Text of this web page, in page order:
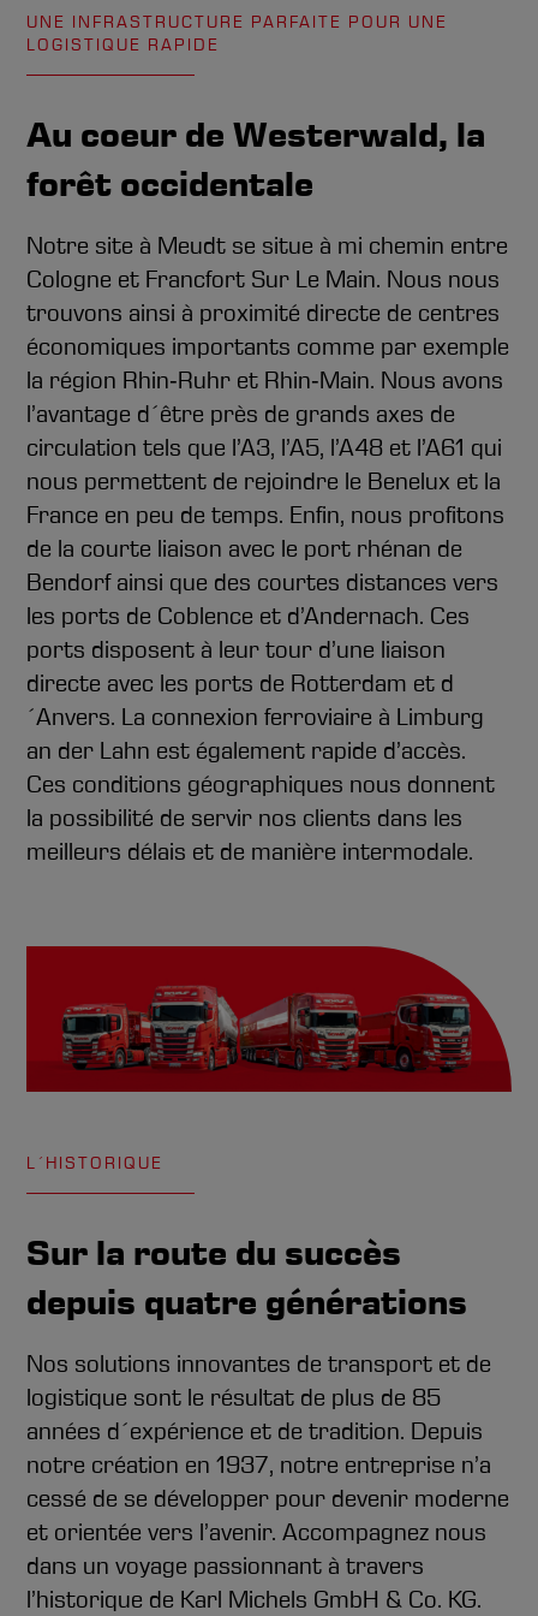
UNE INFRASTRUCTURE PARFAITE POUR UNE
LOGISTIQUE RAPIDE
Au coeur de Westerwald, la
forêt occidentale
Notre site à Meudt se situe à mi chemin entre
Cologne et Francfort Sur Le Main. Nous nous
trouvons ainsi à proximité directe de centres
économiques importants comme par exemple
la région Rhin‑Ruhr et Rhin‑Main. Nous avons
l’avantage d´être près de grands axes de
circulation tels que l’A3, l’A5, l’A48 et l’A61 qui
nous permettent de rejoindre le Benelux et la
France en peu de temps. Enfin, nous profitons
de la courte liaison avec le port rhénan de
Bendorf ainsi que des courtes distances vers
les ports de Coblence et d’Andernach. Ces
ports disposent à leur tour d’une liaison
directe avec les ports de Rotterdam et d
´Anvers. La connexion ferroviaire à Limburg
an der Lahn est également rapide d’accès.
Ces conditions géographiques nous donnent
la possibilité de servir nos clients dans les
meilleurs délais et de manière intermodale.
L´HISTORIQUE
Sur la route du succès
depuis quatre générations
Nos solutions innovantes de transport et de
logistique sont le résultat de plus de 85
années d´expérience et de tradition. Depuis
notre création en 1937, notre entreprise n’a
cessé de se développer pour devenir moderne
et orientée vers l’avenir. Accompagnez nous
dans un voyage passionnant à travers
l’historique de Karl Michels GmbH & Co. KG.